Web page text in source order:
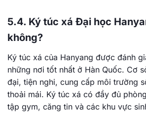
5.4. Ký túc xá Đại học
không?
Ký túc xá của Hanyang được đánh
những nơi tốt nhất ở Hàn Quốc. Cơ
đại, tiện nghi, cung cấp môi trường
thoải mái. Ký túc xá có đầy đủ
tập gym, căng tin và các khu vực